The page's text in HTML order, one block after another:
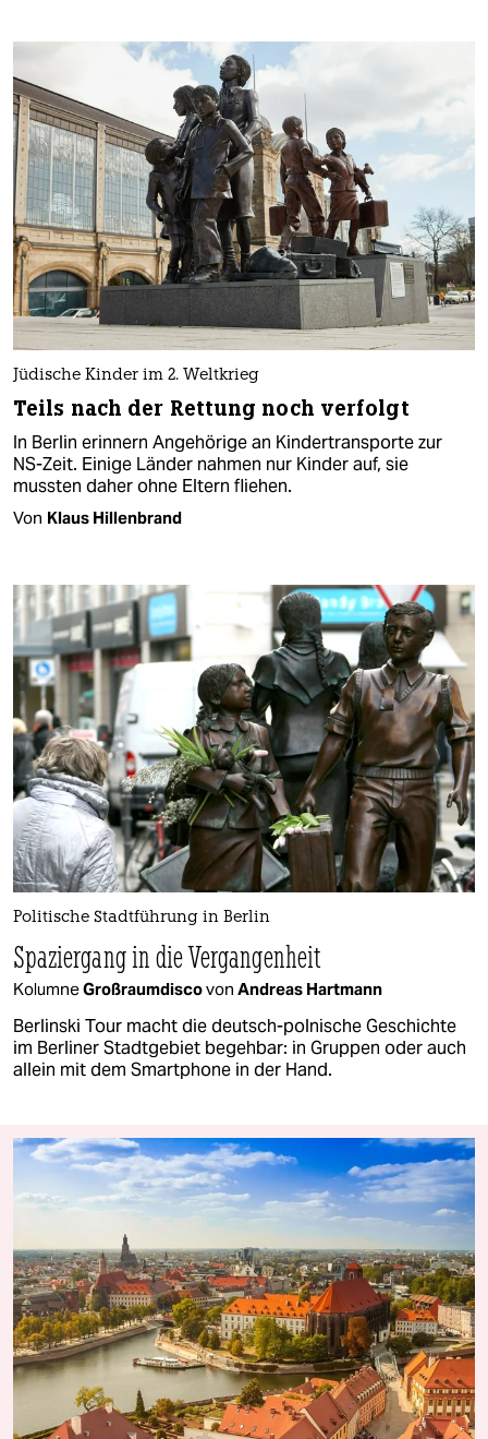
Jüdische Kinder im 2. Weltkrieg
Teils nach der Rettung noch verfolgt
In Berlin erinnern Angehörige an Kindertransporte zur
NS-Zeit. Einige Länder nahmen nur Kinder auf, sie
mussten daher ohne Eltern fliehen.
Von Klaus Hillenbrand
Politische Stadtführung in Berlin
Spaziergang in die Vergangenheit
KolumneGroßraumdiscovon Andreas Hartmann
Berlinski Tour macht die deutsch-polnische Geschichte
im Berliner Stadtgebiet begehbar: in Gruppen oder auch
allein mit dem Smartphone in der Hand.